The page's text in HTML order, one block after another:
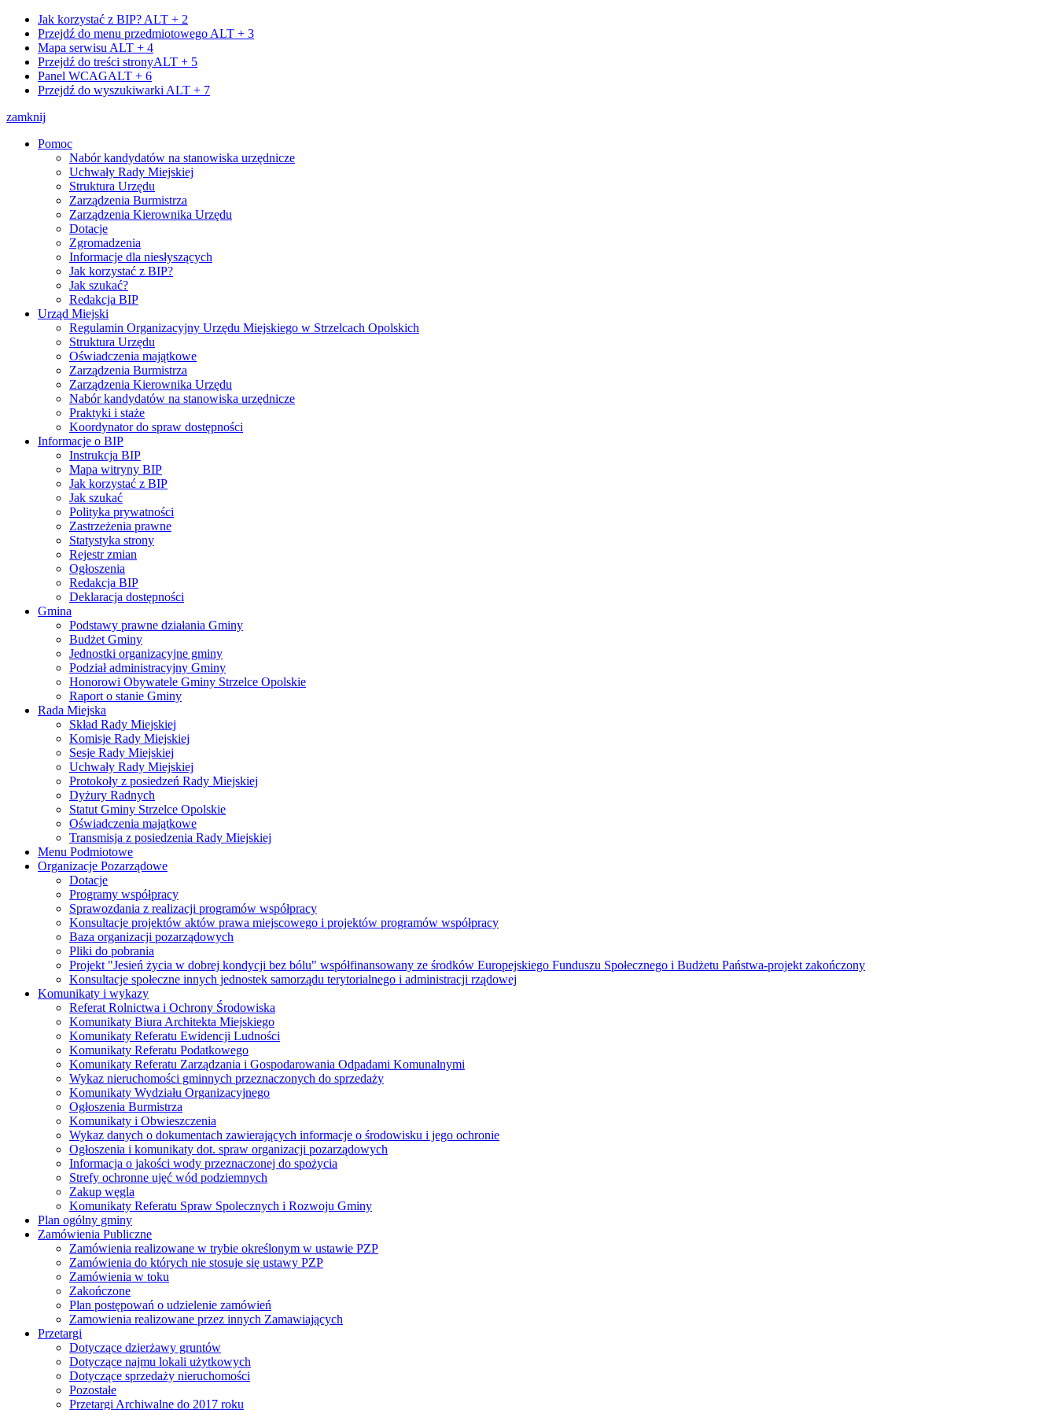
Jak korzystać z BIP? ALT + 2
Przejdź do menu przedmiotowego ALT + 3
Mapa serwisu ALT + 4
Przejdź do treści stronyALT + 5
Panel WCAGALT + 6
Przejdź do wyszukiwarki ALT + 7
zamknij
Pomoc
Nabór kandydatów na stanowiska urzędnicze
Uchwały Rady Miejskiej
Struktura Urzędu
Zarządzenia Burmistrza
Zarządzenia Kierownika Urzędu
Dotacje
Zgromadzenia
Informacje dla niesłyszących
Jak korzystać z BIP?
Jak szukać?
Redakcja BIP
Urząd Miejski
Regulamin Organizacyjny Urzędu Miejskiego w Strzelcach Opolskich
Struktura Urzędu
Oświadczenia majątkowe
Zarządzenia Burmistrza
Zarządzenia Kierownika Urzędu
Nabór kandydatów na stanowiska urzędnicze
Praktyki i staże
Koordynator do spraw dostępności
Informacje o BIP
Instrukcja BIP
Mapa witryny BIP
Jak korzystać z BIP
Jak szukać
Polityka prywatności
Zastrzeżenia prawne
Statystyka strony
Rejestr zmian
Ogłoszenia
Redakcja BIP
Deklaracja dostępności
Gmina
Podstawy prawne działania Gminy
Budżet Gminy
Jednostki organizacyjne gminy
Podział administracyjny Gminy
Honorowi Obywatele Gminy Strzelce Opolskie
Raport o stanie Gminy
Rada Miejska
Skład Rady Miejskiej
Komisje Rady Miejskiej
Sesje Rady Miejskiej
Uchwały Rady Miejskiej
Protokoły z posiedzeń Rady Miejskiej
Dyżury Radnych
Statut Gminy Strzelce Opolskie
Oświadczenia majątkowe
Transmisja z posiedzenia Rady Miejskiej
Menu Podmiotowe
Organizacje Pozarządowe
Dotacje
Programy współpracy
Sprawozdania z realizacji programów współpracy
Konsultacje projektów aktów prawa miejscowego i projektów programów współpracy
Baza organizacji pozarządowych
Pliki do pobrania
Projekt "Jesień życia w dobrej kondycji bez bólu" współfinansowany ze środków Europejskiego Funduszu Społecznego i Budżetu Państwa-projekt zakończony
Konsultacje społeczne innych jednostek samorządu terytorialnego i administracji rządowej
Komunikaty i wykazy
Referat Rolnictwa i Ochrony Środowiska
Komunikaty Biura Architekta Miejskiego
Komunikaty Referatu Ewidencji Ludności
Komunikaty Referatu Podatkowego
Komunikaty Referatu Zarządzania i Gospodarowania Odpadami Komunalnymi
Wykaz nieruchomości gminnych przeznaczonych do sprzedaży
Komunikaty Wydziału Organizacyjnego
Ogłoszenia Burmistrza
Komunikaty i Obwieszczenia
Wykaz danych o dokumentach zawierających informacje o środowisku i jego ochronie
Ogłoszenia i komunikaty dot. spraw organizacji pozarządowych
Informacja o jakości wody przeznaczonej do spożycia
Strefy ochronne ujęć wód podziemnych
Zakup węgla
Komunikaty Referatu Spraw Spolecznych i Rozwoju Gminy
Plan ogólny gminy
Zamówienia Publiczne
Zamówienia realizowane w trybie określonym w ustawie PZP
Zamówienia do których nie stosuje się ustawy PZP
Zamówienia w toku
Zakończone
Plan postępowań o udzielenie zamówień
Zamowienia realizowane przez innych Zamawiających
Przetargi
Dotyczące dzierżawy gruntów
Dotyczące najmu lokali użytkowych
Dotyczące sprzedaży nieruchomości
Pozostałe
Przetargi Archiwalne do 2017 roku